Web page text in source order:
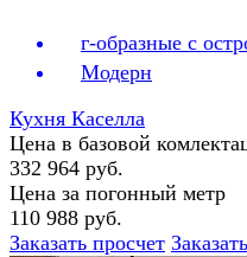
г-образные с
Модерн
Кухня Каселла
Цена в базовой
332 964 руб.
Цена за погонный метр
110 988 руб.
Заказать просчет